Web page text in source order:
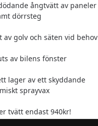
ångtvätt av paneler
dörrsteg
av golv och säten vid behov
av bilens fönster
lager av ett skyddande
sprayvax
tvätt endast 940kr!
Inklusive moms.